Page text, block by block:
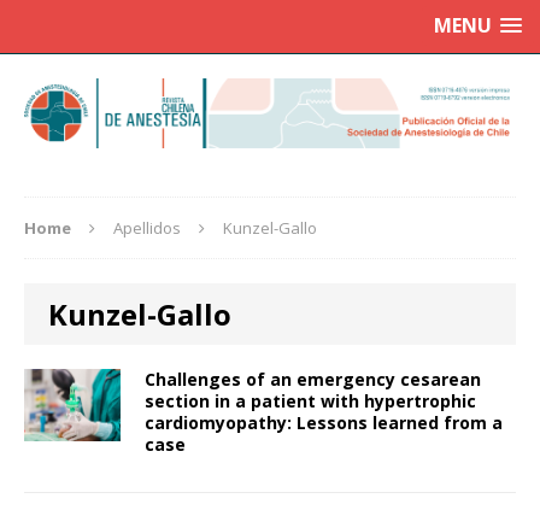
MENU
Home Apellidos Kunzel-Gallo
Kunzel-Gallo
Challenges of an emergency cesarean
section in a patient with hypertrophic
cardiomyopathy: Lessons learned from a
case